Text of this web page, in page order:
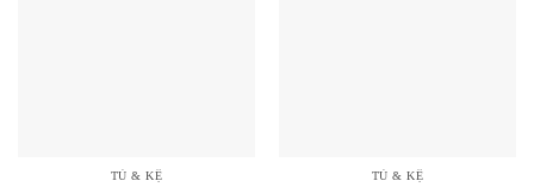
TỦ & KỆ TỦ & KỆ